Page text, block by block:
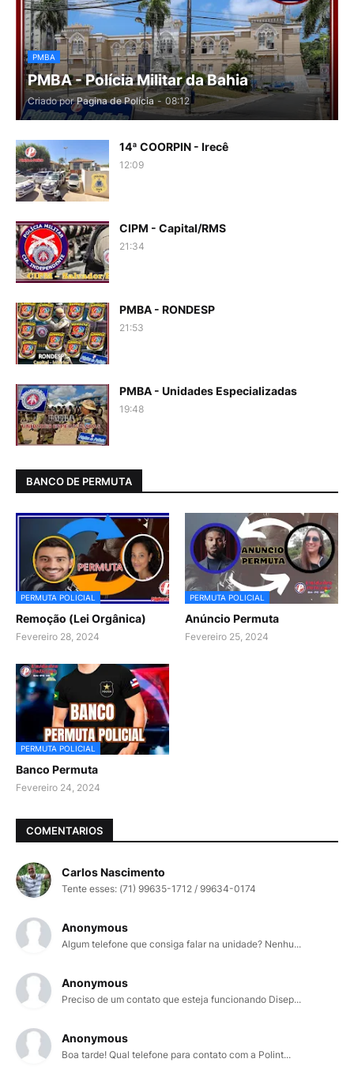
PMBA
PMBA - Polícia Militar da Bahia
Criado por Pagina de Polícia - 08:12
14ª COORPIN - Irecê
12:09
CIPM - Capital/RMS
21:34
PMBA - RONDESP
21:53
PMBA - Unidades Especializadas
19:48
BANCO DE PERMUTA
PERMUTA POLICIAL
Remoção (Lei Orgânica)
Fevereiro 28, 2024
PERMUTA POLICIAL
Anúncio Permuta
Fevereiro 25, 2024
PERMUTA POLICIAL
Banco Permuta
Fevereiro 24, 2024
COMENTARIOS
Carlos Nascimento
Tente esses: (71) 99635-1712 / 99634-0174
Anonymous
Algum telefone que consiga falar na unidade? Nenhu...
Anonymous
Preciso de um contato que esteja funcionando Disep...
Anonymous
Boa tarde! Qual telefone para contato com a Polint...